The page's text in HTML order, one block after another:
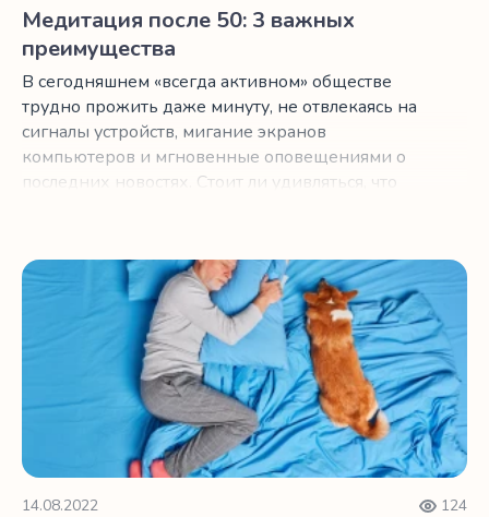
Медитация после 50: 3 важных
преимущества
В сегодняшнем «всегда активном» обществе
трудно прожить даже минуту, не отвлекаясь на
сигналы устройств, мигание экранов
компьютеров и мгновенные оповещениями о
последних новостях. Стоит ли удивляться, что
раздражения, гнева, неуверенности в себе,
беспокойства и внутреннего разговора с самим
собой, которые вызваны повседневными
стрессами, подумайте о медитации. Это
позволит контролировать стресс, повысить
продуктивность и сохранить здоровье и
комфорт.
Улучшаем сон с помощью простых поз йоги от
14.08.2022 124